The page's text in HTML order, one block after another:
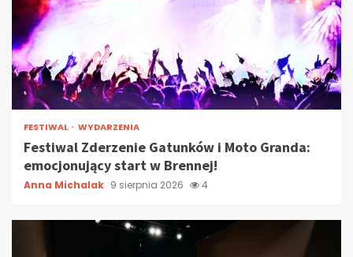
FESTIWAL WYDARZENIA
Festiwal Zderzenie Gatunków i Moto Granda:
emocjonujący start w Brennej!
Anna Michalak 9 sierpnia 2026 4